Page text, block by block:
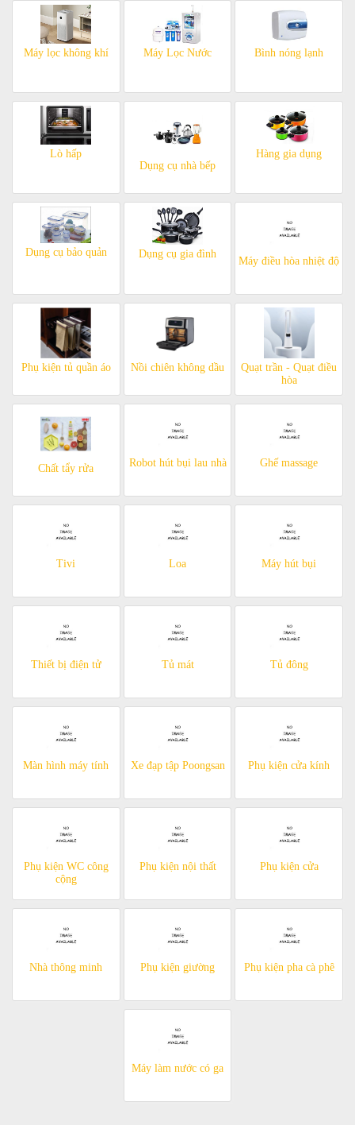
Máy lọc không khí Máy Lọc Nước Bình nóng lạnh
Lò hấp
Dụng cụ nhà bếp
Hàng gia dụng
Dụng cụ bảo quản Dụng cụ gia đình
Máy điều hòa nhiệt độ
Phụ kiện tủ quần áo Nồi chiên không dầu
Quạt trần - Quạt điều
hòa
Chất tẩy rửa Robot hút bụi lau nhà Ghế massage
Tivi Loa Máy hút bụi
Thiết bị điện tử Tủ mát Tủ đông
Màn hình máy tính Xe đạp tập Poongsan Phụ kiện cửa kính
Phụ kiện WC công
cộng
Phụ kiện nội thất Phụ kiện cửa
Nhà thông minh Phụ kiện giường Phụ kiện pha cà phê
Máy làm nước có ga